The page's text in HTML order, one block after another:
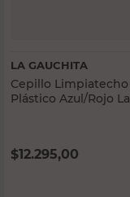
LA GAUCHITA
Cepillo Limpiatecho
Plástico Azul/Rojo La
$12.295,00